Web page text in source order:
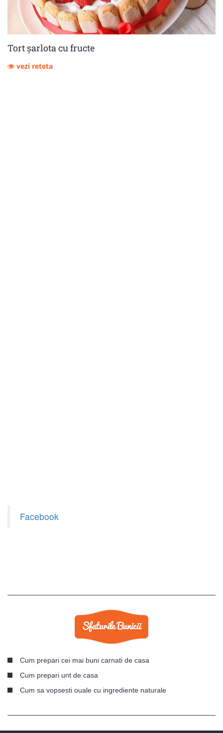
Tort șarlota cu fructe
vezi reteta
Facebook
Cum prepari cei mai buni carnati de casa
Cum prepari unt de casa
Cum sa vopsesti ouale cu ingrediente naturale